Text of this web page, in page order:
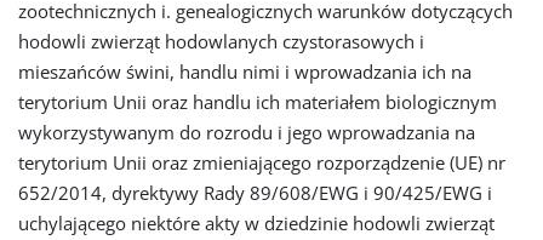
zootechnicznych i. genealogicznych warunków dotyczących
hodowli zwierząt hodowlanych czystorasowych i
mieszańców świni, handlu nimi i wprowadzania ich na
terytorium Unii oraz handlu ich materiałem biologicznym
wykorzystywanym do rozrodu i jego wprowadzania na
terytorium Unii oraz zmieniającego rozporządzenie (UE) nr
652/2014, dyrektywy Rady 89/608/EWG i 90/425/EWG i
uchylającego niektóre akty w dziedzinie hodowli zwierząt